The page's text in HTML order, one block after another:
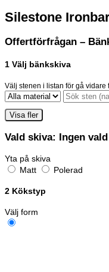
Silestone
Offertförfrågan –
1 Välj bänkskiva
Välj stenen i listan för gå vidare
Visa fler
Vald skiva: Ingen vald
Yta på skiva
Matt
Polerad
2 Kökstyp
Välj form